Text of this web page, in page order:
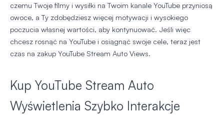
czemu Twoje filmy i wysiłki na Twoim kanale YouTube przyniosą
owoce, a Ty zdobędziesz więcej motywacji i wysokiego
poczucia własnej wartości, aby kontynuować. Jeśli więc
chcesz rosnąć na YouTube i osiągnąć swoje cele, teraz jest
czas na zakup YouTube Stream Auto Views.
Kup YouTube Stream Auto
Wyświetlenia Szybko Interakcje